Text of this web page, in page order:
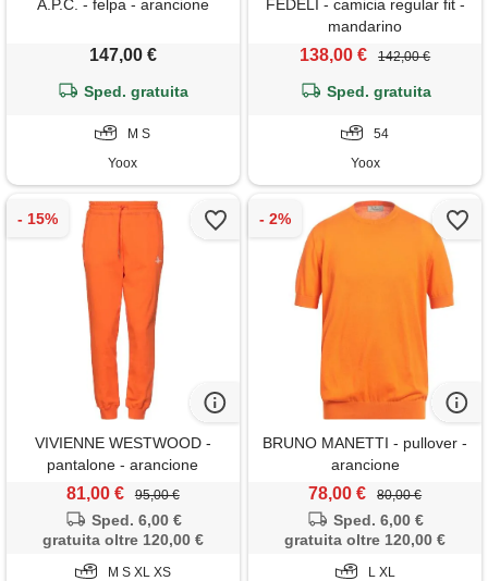
A.P.C. - felpa - arancione
147,00 €
Sped. gratuita
M S
Yoox
FEDELI - camicia regular fit -
mandarino
138,00 € 142,00 €
Sped. gratuita
54
Yoox
VIVIENNE WESTWOOD -
pantalone - arancione
81,00 € 95,00 €
Sped. 6,00 €
gratuita oltre 120,00 €
M S XL XS
BRUNO MANETTI - pullover -
arancione
78,00 € 80,00 €
Sped. 6,00 €
gratuita oltre 120,00 €
L XL